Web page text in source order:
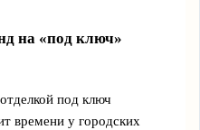
на «под ключ»
под ключ
времени у городских